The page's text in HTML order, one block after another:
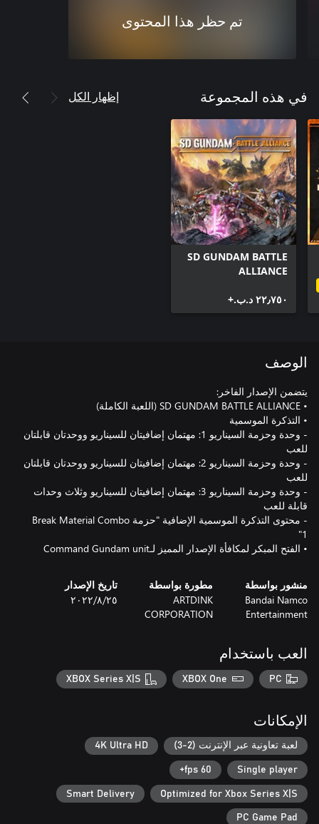
تم حظر هذا المحتوى
في هذه المجموعة إظهار الكل
SD GUNDAM BATTLE
ALLIANCE
٢٢٫٧٥٠ د.ب.‏+
الوصف
- وحدة وحزمة السيناريو 1: مهتمان إضافيتان للسيناريو ووحدتان قابلتان
- وحدة وحزمة السيناريو 2: مهتمان إضافيتان للسيناريو ووحدتان قابلتان
- وحدة وحزمة السيناريو 3: مهتمان إضافيتان للسيناريو وثلاث وحدات
- محتوى التذكرة الموسمية الإضافية "حزمة Break Material Combo
• الفتح المبكر لمكافأة الإصدار المميز لـCommand Gundam unit
منشور بواسطة
Bandai Namco
Entertainment
مطورة بواسطة
ARTDINK
CORPORATION
تاريخ الإصدار
٢٥‏/٨‏/٢٠٢٢
العب باستخدام
PC
XBOX One
XBOX Series X|S
الإمكانات
لعبة تعاونية عبر الإنترنت (2-3) 4K Ultra HD
Single player
60 fps+
Optimized for Xbox Series X|S
Smart Delivery
PC Game Pad